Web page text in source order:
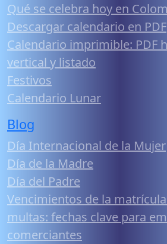
Qué se celebra hoy en
Descargar calendario en PDF
Calendario imprimible: PDF
vertical y listado
Festivos
Calendario Lunar
Blog
Día Internacional de la Mujer
Día de la Madre
Día del Padre
Vencimientos de la
multas: fechas clave para
comerciantes